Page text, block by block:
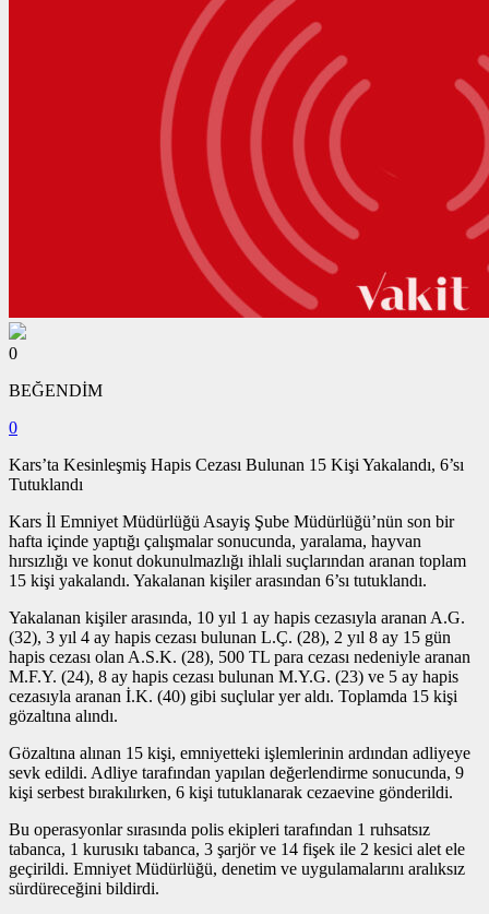
0
BEĞENDİM
0
Kars’ta Kesinleşmiş Hapis Cezası Bulunan 15 Kişi Yakalandı, 6’sı
Tutuklandı
Kars İl Emniyet Müdürlüğü Asayiş Şube Müdürlüğü’nün son bir
hafta içinde yaptığı çalışmalar sonucunda, yaralama, hayvan
hırsızlığı ve konut dokunulmazlığı ihlali suçlarından aranan toplam
15 kişi yakalandı. Yakalanan kişiler arasından 6’sı tutuklandı.
Yakalanan kişiler arasında, 10 yıl 1 ay hapis cezasıyla aranan A.G.
(32), 3 yıl 4 ay hapis cezası bulunan L.Ç. (28), 2 yıl 8 ay 15 gün
hapis cezası olan A.S.K. (28), 500 TL para cezası nedeniyle aranan
M.F.Y. (24), 8 ay hapis cezası bulunan M.Y.G. (23) ve 5 ay hapis
cezasıyla aranan İ.K. (40) gibi suçlular yer aldı. Toplamda 15 kişi
gözaltına alındı.
Gözaltına alınan 15 kişi, emniyetteki işlemlerinin ardından adliyeye
sevk edildi. Adliye tarafından yapılan değerlendirme sonucunda, 9
kişi serbest bırakılırken, 6 kişi tutuklanarak cezaevine gönderildi.
Bu operasyonlar sırasında polis ekipleri tarafından 1 ruhsatsız
tabanca, 1 kurusıkı tabanca, 3 şarjör ve 14 fişek ile 2 kesici alet ele
geçirildi. Emniyet Müdürlüğü, denetim ve uygulamalarını aralıksız
sürdüreceğini bildirdi.